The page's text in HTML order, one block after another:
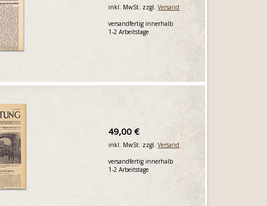
inkl. MwSt. zzgl.Versand
versandfertig innerhalb
1-2 Arbeitstage
49,00 €
inkl. MwSt. zzgl.Versand
versandfertig innerhalb
1-2 Arbeitstage